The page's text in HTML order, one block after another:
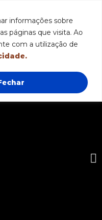
informações sobre
páginas que visita. Ao
com a utilização de